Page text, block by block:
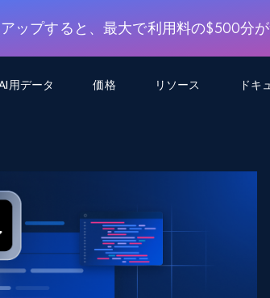
ップすると、最大で利用料の$500分が
解決
エンジ
リンクトイン eコマース
ソーシャルメディア
AIスクレイパースタジオ
用データ
壁でトレ
ー学習のた
ウェブ動
エージェントブラウザ
エージェントがウェブサイトを閲
できるようにする
価格
る
る
Scraper Studio
FREE TIER
リソース
ケーススタディ
ドキ